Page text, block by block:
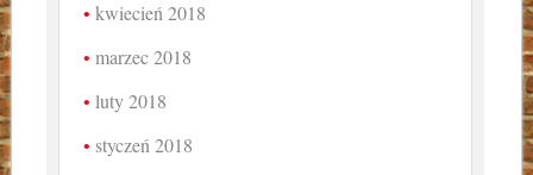
kwiecień 2018
marzec 2018
luty 2018
styczeń 2018